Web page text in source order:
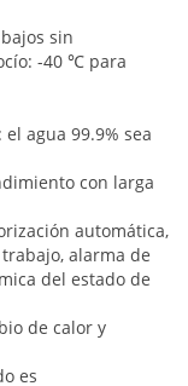
sin
-40 ℃ para
agua 99.9% sea
con larga
automática,
alarma de
del estado de
de calor y
es